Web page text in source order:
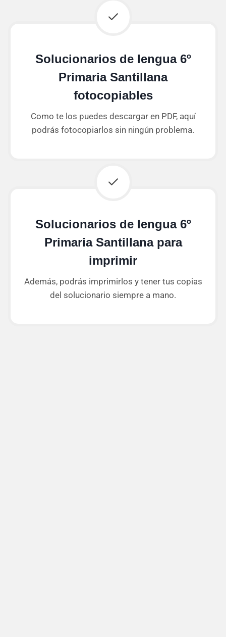
Solucionarios de lengua 6º
Primaria Santillana
fotocopiables
Como te los puedes descargar en PDF, aquí
podrás fotocopiarlos sin ningún problema.
Solucionarios de lengua 6º
Primaria Santillana para
imprimir
Además, podrás imprimirlos y tener tus copias
del solucionario siempre a mano.